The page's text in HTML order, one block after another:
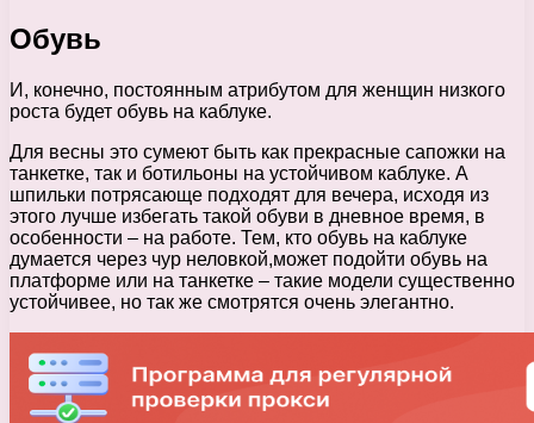
Обувь
И, конечно, постоянным атрибутом для женщин низкого
роста будет обувь на каблуке.
Для весны это сумеют быть как прекрасные сапожки на
танкетке, так и ботильоны на устойчивом каблуке. А
шпильки потрясающе подходят для вечера, исходя из
этого лучше избегать такой обуви в дневное время, в
особенности – на работе. Тем, кто обувь на каблуке
думается через чур неловкой,может подойти обувь на
платформе или на танкетке – такие модели существенно
устойчивее, но так же смотрятся очень элегантно.